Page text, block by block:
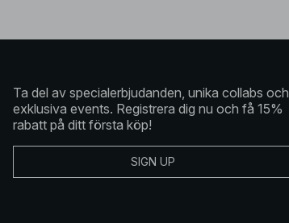
Ta del av specialerbjudanden, unika collabs och
exklusiva events. Registrera dig nu och få 15%
rabatt på ditt första köp!
SIGN UP